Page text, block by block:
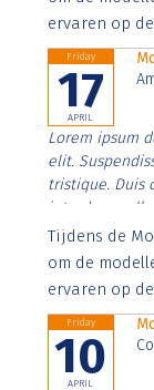
ervaren op de
Friday
17
APRIL
Lorem ipsum
elit.
tristique. Duis
interdum
Aenean
imperdiet.
Tijdens de
om de
ervaren op
Friday
10
APRIL